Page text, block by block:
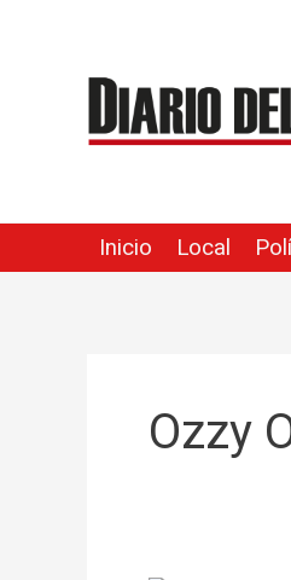
contenido
Inicio Local
Ozzy